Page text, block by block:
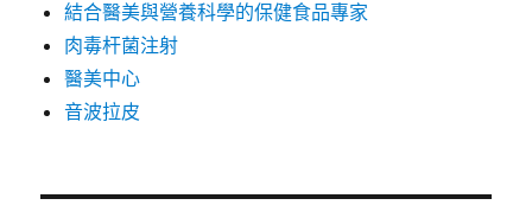
結合醫美與營養科學的保健食品專家
肉毒杆菌注射
醫美中心
音波拉皮